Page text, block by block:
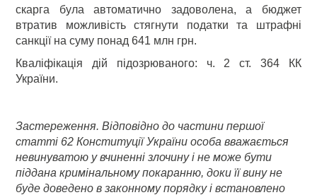
скарга була автоматично задоволена, а бюджет
втратив можливість стягнути податки та штрафні
санкції на суму понад 641 млн грн.
Кваліфікація дій підозрюваного: ч. 2 ст. 364 КК
України.
Застереження. Відповідно до частини першої
статті 62 Конституції України особа вважається
невинуватою у вчиненні злочину і не може бути
піддана кримінальному покаранню, доки її вину не
буде доведено в законному порядку і встановлено